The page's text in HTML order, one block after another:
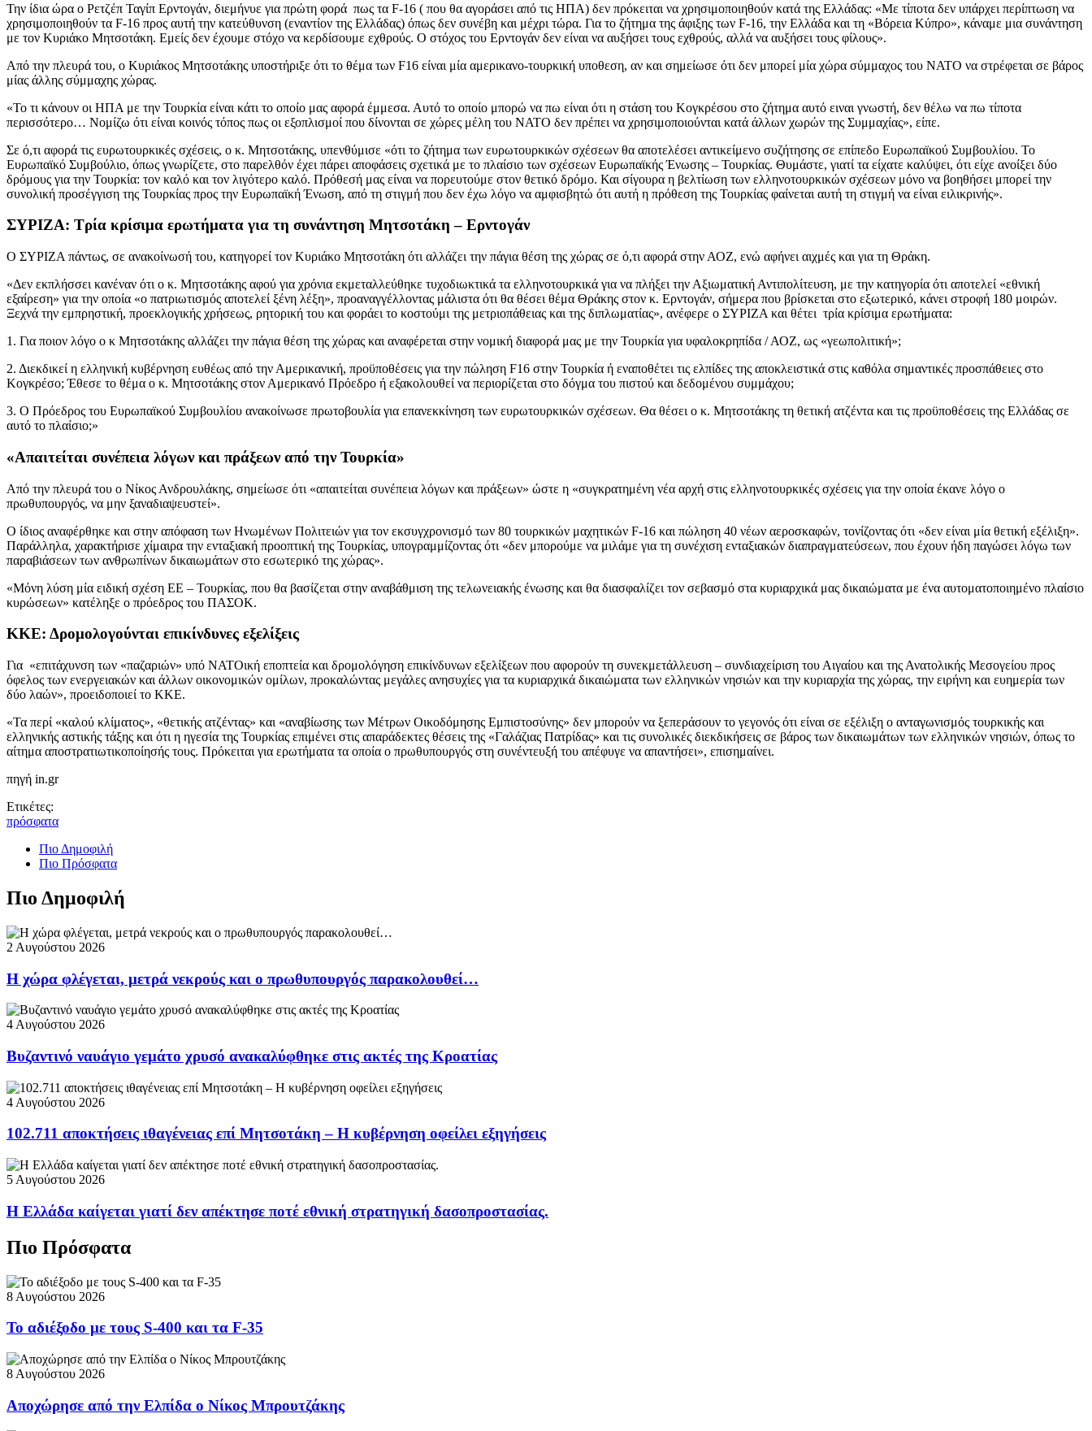
Την ίδια ώρα ο Ρετζέπ Ταγίπ Ερντογάν, διεμήνυε για πρώτη φορά πως τα F-16 ( που θα αγοράσει από τις ΗΠΑ) δεν πρόκειται να χρησιμοποιηθούν κατά της Ελλάδας: «Με τίποτα δεν υπάρχει περίπτωση να
χρησιμοποιηθούν τα F-16 προς αυτή την κατεύθυνση (εναντίον της Ελλάδας) όπως δεν συνέβη και μέχρι τώρα. Για το ζήτημα της άφιξης των F-16, την Ελλάδα και τη «Βόρεια Κύπρο», κάναμε μια συνάντηση
με τον Κυριάκο Μητσοτάκη. Εμείς δεν έχουμε στόχο να κερδίσουμε εχθρούς. Ο στόχος του Ερντογάν δεν είναι να αυξήσει τους εχθρούς, αλλά να αυξήσει τους φίλους».
Από την πλευρά του, ο Κυριάκος Μητσοτάκης υποστήριξε ότι το θέμα των F16 είναι μία αμερικανο-τουρκική υποθεση, αν και σημείωσε ότι δεν μπορεί μία χώρα σύμμαχος του ΝΑΤΟ να στρέφεται σε βάρος
μίας άλλης σύμμαχης χώρας.
«Το τι κάνουν οι ΗΠΑ με την Τουρκία είναι κάτι το οποίο μας αφορά έμμεσα. Αυτό το οποίο μπορώ να πω είναι ότι η στάση του Κογκρέσου στο ζήτημα αυτό ειναι γνωστή, δεν θέλω να πω τίποτα
περισσότερο… Νομίζω ότι είναι κοινός τόπος πως οι εξοπλισμοί που δίνονται σε χώρες μέλη του ΝΑΤΟ δεν πρέπει να χρησιμοποιούνται κατά άλλων χωρών της Συμμαχίας», είπε.
Σε ό,τι αφορά τις ευρωτουρκικές σχέσεις, ο κ. Μητσοτάκης, υπενθύμισε «ότι το ζήτημα των ευρωτουρκικών σχέσεων θα αποτελέσει αντικείμενο συζήτησης σε επίπεδο Ευρωπαϊκού Συμβουλίου. Το
Ευρωπαϊκό Συμβούλιο, όπως γνωρίζετε, στο παρελθόν έχει πάρει αποφάσεις σχετικά με το πλαίσιο των σχέσεων Ευρωπαϊκής Ένωσης – Τουρκίας. Θυμάστε, γιατί τα είχατε καλύψει, ότι είχε ανοίξει δύο
δρόμους για την Τουρκία: τον καλό και τον λιγότερο καλό. Πρόθεσή μας είναι να πορευτούμε στον θετικό δρόμο. Και σίγουρα η βελτίωση των ελληνοτουρκικών σχέσεων μόνο να βοηθήσει μπορεί την
συνολική προσέγγιση της Τουρκίας προς την Ευρωπαϊκή Ένωση, από τη στιγμή που δεν έχω λόγο να αμφισβητώ ότι αυτή η πρόθεση της Τουρκίας φαίνεται αυτή τη στιγμή να είναι ειλικρινής».
ΣΥΡΙΖΑ: Τρία κρίσιμα ερωτήματα για τη συνάντηση Μητσοτάκη – Ερντογάν
Ο ΣΥΡΙΖΑ πάντως, σε ανακοίνωσή του, κατηγορεί τον Κυριάκο Μητσοτάκη ότι αλλάζει την πάγια θέση της χώρας σε ό,τι αφορά στην ΑΟΖ, ενώ αφήνει αιχμές και για τη Θράκη.
«Δεν εκπλήσσει κανέναν ότι ο κ. Μητσοτάκης αφού για χρόνια εκμεταλλεύθηκε τυχοδιωκτικά τα ελληνοτουρκικά για να πλήξει την Αξιωματική Αντιπολίτευση, με την κατηγορία ότι αποτελεί «εθνική
εξαίρεση» για την οποία «ο πατριωτισμός αποτελεί ξένη λέξη», προαναγγέλλοντας μάλιστα ότι θα θέσει θέμα Θράκης στον κ. Ερντογάν, σήμερα που βρίσκεται στο εξωτερικό, κάνει στροφή 180 μοιρών.
Ξεχνά την εμπρηστική, προεκλογικής χρήσεως, ρητορική του και φοράει το κοστούμι της μετριοπάθειας και της διπλωματίας», ανέφερε ο ΣΥΡΙΖΑ και θέτει τρία κρίσιμα ερωτήματα:
1. Για ποιον λόγο ο κ Μητσοτάκης αλλάζει την πάγια θέση της χώρας και αναφέρεται στην νομική διαφορά μας με την Τουρκία για υφαλοκρηπίδα / ΑΟΖ, ως «γεωπολιτική»;
2. Διεκδικεί η ελληνική κυβέρνηση ευθέως από την Αμερικανική, προϋποθέσεις για την πώληση F16 στην Τουρκία ή εναποθέτει τις ελπίδες της αποκλειστικά στις καθόλα σημαντικές προσπάθειες στο
Κογκρέσο; Έθεσε το θέμα ο κ. Μητσοτάκης στον Αμερικανό Πρόεδρο ή εξακολουθεί να περιορίζεται στο δόγμα του πιστού και δεδομένου συμμάχου;
3. Ο Πρόεδρος του Ευρωπαϊκού Συμβουλίου ανακοίνωσε πρωτοβουλία για επανεκκίνηση των ευρωτουρκικών σχέσεων. Θα θέσει ο κ. Μητσοτάκης τη θετική ατζέντα και τις προϋποθέσεις της Ελλάδας σε
αυτό το πλαίσιο;»
«Απαιτείται συνέπεια λόγων και πράξεων από την Τουρκία»
Από την πλευρά του ο Νίκος Ανδρουλάκης, σημείωσε ότι «απαιτείται συνέπεια λόγων και πράξεων» ώστε η «συγκρατημένη νέα αρχή στις ελληνοτουρκικές σχέσεις για την οποία έκανε λόγο ο
πρωθυπουργός, να μην ξαναδιαψευστεί».
Ο ίδιος αναφέρθηκε και στην απόφαση των Ηνωμένων Πολιτειών για τον εκσυγχρονισμό των 80 τουρκικών μαχητικών F-16 και πώληση 40 νέων αεροσκαφών, τονίζοντας ότι «δεν είναι μία θετική εξέλιξη».
Παράλληλα, χαρακτήρισε χίμαιρα την ενταξιακή προοπτική της Τουρκίας, υπογραμμίζοντας ότι «δεν μπορούμε να μιλάμε για τη συνέχιση ενταξιακών διαπραγματεύσεων, που έχουν ήδη παγώσει λόγω των
παραβιάσεων των ανθρωπίνων δικαιωμάτων στο εσωτερικό της χώρας».
«Μόνη λύση μία ειδική σχέση ΕΕ – Τουρκίας, που θα βασίζεται στην αναβάθμιση της τελωνειακής ένωσης και θα διασφαλίζει τον σεβασμό στα κυριαρχικά μας δικαιώματα με ένα αυτοματοποιημένο πλαίσιο
κυρώσεων» κατέληξε ο πρόεδρος του ΠΑΣΟΚ.
ΚΚΕ: Δρομολογούνται επικίνδυνες εξελίξεις
Για «επιτάχυνση των «παζαριών» υπό ΝΑΤΟική εποπτεία και δρομολόγηση επικίνδυνων εξελίξεων που αφορούν τη συνεκμετάλλευση – συνδιαχείριση του Αιγαίου και της Ανατολικής Μεσογείου προς
όφελος των ενεργειακών και άλλων οικονομικών ομίλων, προκαλώντας μεγάλες ανησυχίες για τα κυριαρχικά δικαιώματα των ελληνικών νησιών και την κυριαρχία της χώρας, την ειρήνη και ευημερία των
δύο λαών», προειδοποιεί το ΚΚΕ.
«Τα περί «καλού κλίματος», «θετικής ατζέντας» και «αναβίωσης των Μέτρων Οικοδόμησης Εμπιστοσύνης» δεν μπορούν να ξεπεράσουν το γεγονός ότι είναι σε εξέλιξη ο ανταγωνισμός τουρκικής και
ελληνικής αστικής τάξης και ότι η ηγεσία της Τουρκίας επιμένει στις απαράδεκτες θέσεις της «Γαλάζιας Πατρίδας» και τις συνολικές διεκδικήσεις σε βάρος των δικαιωμάτων των ελληνικών νησιών, όπως το
αίτημα αποστρατιωτικοποίησής τους. Πρόκειται για ερωτήματα τα οποία ο πρωθυπουργός στη συνέντευξή του απέφυγε να απαντήσει», επισημαίνει.
πηγή in.gr
Ετικέτες:
πρόσφατα
Πιο Δημοφιλή
Πιο Πρόσφατα
Πιο Δημοφιλή
2 Αυγούστου 2026
Η χώρα φλέγεται, μετρά νεκρούς και ο πρωθυπουργός παρακολουθεί…
4 Αυγούστου 2026
Βυζαντινό ναυάγιο γεμάτο χρυσό ανακαλύφθηκε στις ακτές της Κροατίας
4 Αυγούστου 2026
102.711 αποκτήσεις ιθαγένειας επί Μητσοτάκη – Η κυβέρνηση οφείλει εξηγήσεις
5 Αυγούστου 2026
Η Ελλάδα καίγεται γιατί δεν απέκτησε ποτέ εθνική στρατηγική δασοπροστασίας.
Πιο Πρόσφατα
8 Αυγούστου 2026
Το αδιέξοδο με τους S-400 και τα F-35
8 Αυγούστου 2026
Αποχώρησε από την Ελπίδα ο Νίκος Μπρουτζάκης